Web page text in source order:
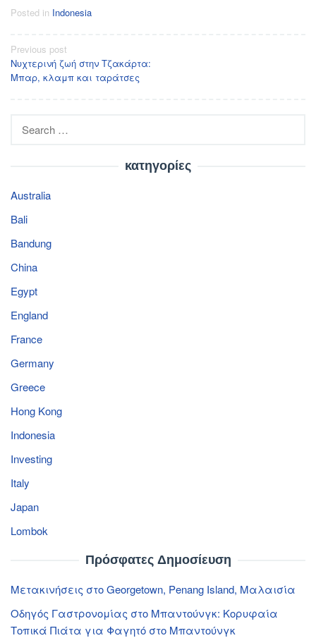
Posted in Indonesia
Post
navigation
Previous post
Νυχτερινή ζωή στην Τζακάρτα:
Μπαρ, κλαμπ και ταράτσες
for:
κατηγορίες
Australia
Bali
Bandung
China
Egypt
England
France
Germany
Greece
Hong Kong
Indonesia
Investing
Italy
Japan
Lombok
Πρόσφατες Δημοσίευση
Μετακινήσεις στο Georgetown, Penang Island, Μαλαισία
Οδηγός Γαστρονομίας στο Μπαντούνγκ: Κορυφαία
Τοπικά Πιάτα για Φαγητό στο Μπαντούνγκ